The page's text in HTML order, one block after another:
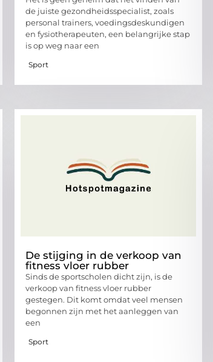
de juiste gezondheidsspecialist, zoals
personal trainers, voedingsdeskundigen
en fysiotherapeuten, een belangrijke stap
is op weg naar een
Sport
De stijging in de verkoop van
fitness vloer rubber
Sinds de sportscholen dicht zijn, is de
verkoop van fitness vloer rubber
gestegen. Dit komt omdat veel mensen
begonnen zijn met het aanleggen van
een
Sport